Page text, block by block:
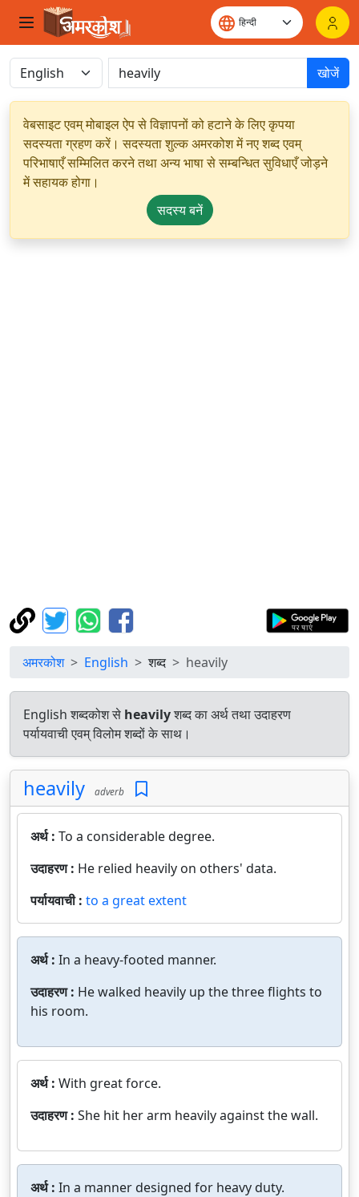
खोजें
वेबसाइट एवम् मोबाइल ऐप से विज्ञापनों को हटाने के लिए कृपया
सदस्यता ग्रहण करें। सदस्यता शुल्क अमरकोश में नए शब्द एवम्
परिभाषाएँ सम्मिलित करने तथा अन्य भाषा से सम्बन्धित सुविधाएँ जोड़ने
में सहायक होगा।
सदस्य बनें
अमरकोश English शब्द heavily
English शब्दकोश से heavilyशब्द का अर्थ तथा उदाहरण
पर्यायवाची एवम् विलोम शब्दों के साथ।
heavily adverb
अर्थ : To a considerable degree.
उदाहरण : He relied heavily on others' data.
पर्यायवाची : to a great extent
अर्थ : In a heavy-footed manner.
उदाहरण : He walked heavily up the three flights to
his room.
अर्थ : With great force.
उदाहरण : She hit her arm heavily against the wall.
अर्थ : In a manner designed for heavy duty.